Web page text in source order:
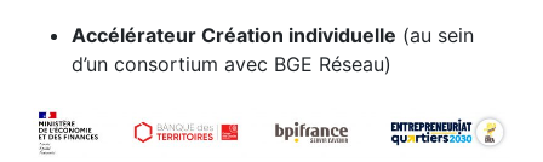
Accélérateur Création individuelle (au sein
d’un consortium avec BGE Réseau)